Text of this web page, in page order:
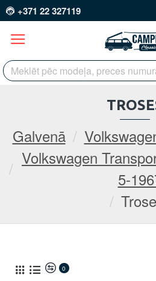
+371 22 327119
Galvenā
Volkswagen
5-
0